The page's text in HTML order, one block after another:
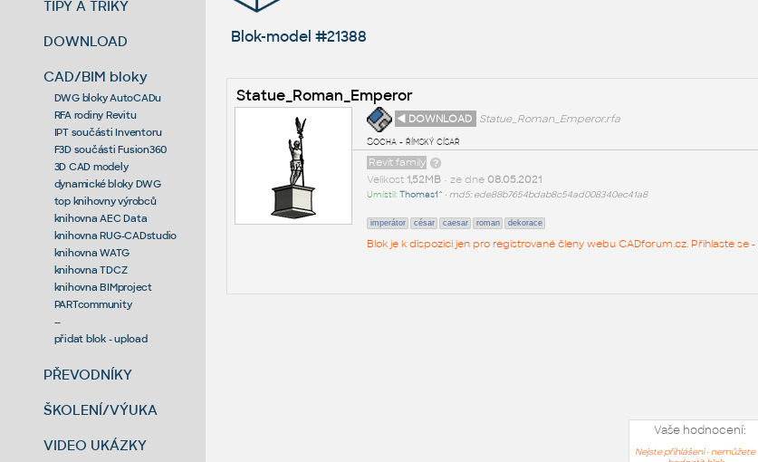
TIPY A TRIKY
DOWNLOAD
CAD/BIM bloky
DWG bloky AutoCADu
RFA rodiny Revitu
IPT součásti Inventoru
F3D součásti Fusion360
3D CAD modely
dynamické bloky DWG
top knihovny výrobců
knihovna AEC Data
knihovna RUG-CADstudio
knihovna WATG
knihovna TDCZ
knihovna BIMproject
PARTcommunity
--
přidat blok - upload
PŘEVODNÍKY
ŠKOLENÍ/VÝUKA
VIDEO UKÁZKY
Blok-model #21388
Statue_Roman_Emperor
◄ DOWNLOAD
Statue_Roman_Emperor.rfa
Socha - římský císař
Revit family
Velikost 1,52MB• ze dne 08.05.2021
Umístil:Thomas1^ • md5: ede88b7654bdab8c54ad008340ec41a8
imperátor césar caesar roman dekorace
Blok je k dispozici jen pro registrované členy webu CADforum.cz. Přihlaste se -
Vaše hodnocení:
Nejste přihlášeni - nemůžete